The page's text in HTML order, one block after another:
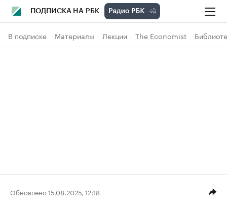
ПОДПИСКА НА РБК
В подписке Материалы Лекции The Economist
Обновлено 15.08.2025, 12:18